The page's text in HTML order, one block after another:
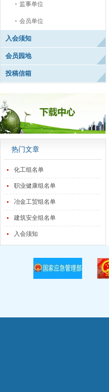
监事单位
会员单位
入会须知
会员园地
投稿信箱
热门文章
化工组名单
职业健康组名单
冶金工贸组名单
建筑安全组名单
入会须知